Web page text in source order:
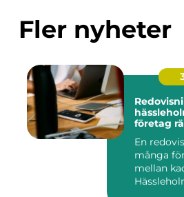
Fler nyheter
hässleholm så
företag
En
många
mellan